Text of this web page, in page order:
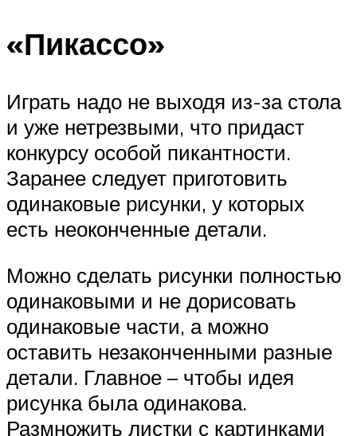
«Пикассо»
Играть надо не выходя из-за стола
и уже нетрезвыми, что придаст
конкурсу особой пикантности.
Заранее следует приготовить
одинаковые рисунки, у которых
есть неоконченные детали.
Можно сделать рисунки полностью
одинаковыми и не дорисовать
одинаковые части, а можно
оставить незаконченными разные
детали. Главное – чтобы идея
рисунка была одинакова.
Размножить листки с картинками